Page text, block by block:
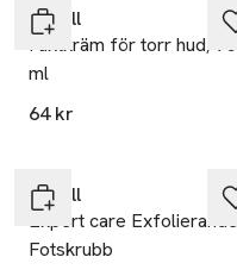
Scholl
Fuktkräm för torr hud, 75
ml
64 kr
Scholl
Expert care Exfolierande
Fotskrubb